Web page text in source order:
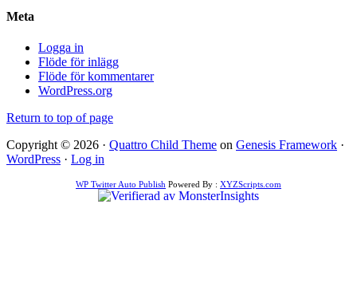
Meta
Logga in
Flöde för inlägg
Flöde för kommentarer
WordPress.org
Return to top of page
Copyright © 2026 · Quattro Child Theme on Genesis Framework ·
WordPress · Log in
WP Twitter Auto Publish Powered By : XYZScripts.com